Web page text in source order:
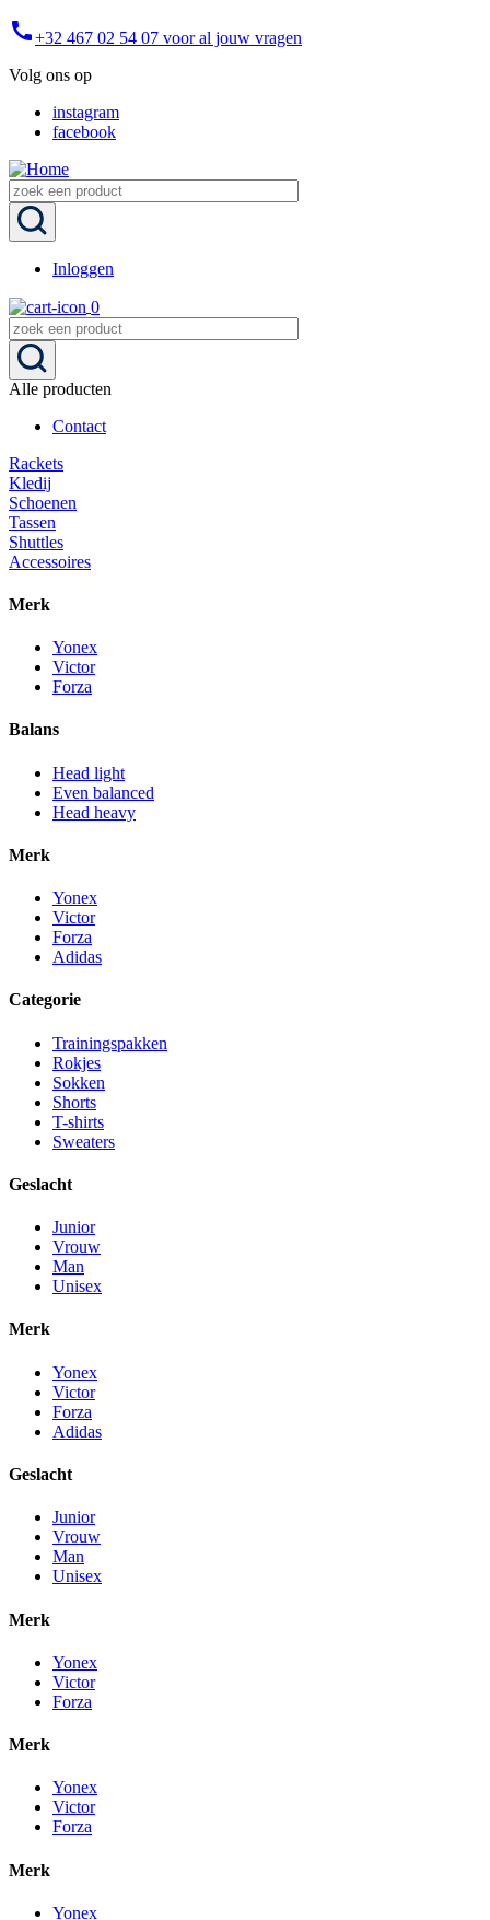
Overslaan
en
naar
de
inhoud
call+32 467 02 54 07 voor al jouw vragen
Volg ons op
instagram
facebook
User
account
menu
Inloggen
0
Alle producten
Main
navigation
Contact
Rackets
Kledij
Schoenen
Tassen
Shuttles
Accessoires
Merk
Yonex
Victor
Forza
Balans
Head light
Even balanced
Head heavy
Merk
Yonex
Victor
Forza
Adidas
Categorie
Trainingspakken
Rokjes
Sokken
Shorts
T-shirts
Sweaters
Geslacht
Junior
Vrouw
Man
Unisex
Merk
Yonex
Victor
Forza
Adidas
Geslacht
Junior
Vrouw
Man
Unisex
Merk
Yonex
Victor
Forza
Merk
Yonex
Victor
Forza
Merk
Yonex